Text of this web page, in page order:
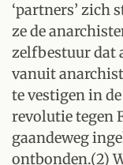
‘partners’ zich
ze de
zelfbestuur dat
vanuit
te vestigen in
revolutie tegen
gaandeweg
ontbonden.(2)